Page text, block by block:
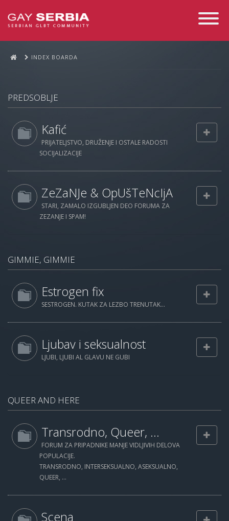
Toggle
INDEX BOARDA
PREDSOBLJE
Kafić
PRIJATELJSTVO, DRUŽENJE I OSTALE RADOSTI
SOCIJALIZACIJE
ZeZaNJe & OpUšTeNcIjA
STARI, ZAMALO IZGUBLJEN DEO FORUMA ZA
ZEZANJE I SPAM!
GIMMIE, GIMMIE
Estrogen fix
SESTROGEN. KUTAK ZA LEZBO TRENUTAK...
Ljubav i seksualnost
LJUBI, LJUBI AL GLAVU NE GUBI
QUEER AND HERE
Transrodno, Queer, ...
FORUM ZA PRIPADNIKE MANJE VIDLJIVIH DELOVA
POPULACIJE.
TRANSRODNO, INTERSEKSUALNO, ASEKSUALNO,
QUEER, ...
Scena